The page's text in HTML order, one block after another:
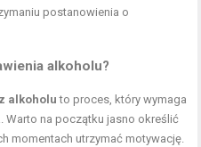
postanowienia o
alkoholu?
alkoholu to proces, który wymaga
Warto na początku jasno określić
momentach utrzymać motywację.